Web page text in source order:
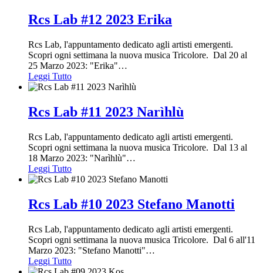
Rcs Lab #12 2023 Erika
Rcs Lab, l'appuntamento dedicato agli artisti emergenti.
Scopri ogni settimana la nuova musica Tricolore. Dal 20 al
25 Marzo 2023: "Erika"…
Leggi Tutto
Rcs Lab #11 2023 Narìhlù
Rcs Lab, l'appuntamento dedicato agli artisti emergenti.
Scopri ogni settimana la nuova musica Tricolore. Dal 13 al
18 Marzo 2023: "Narìhlù"…
Leggi Tutto
Rcs Lab #10 2023 Stefano Manotti
Rcs Lab, l'appuntamento dedicato agli artisti emergenti.
Scopri ogni settimana la nuova musica Tricolore. Dal 6 all'11
Marzo 2023: "Stefano Manotti"…
Leggi Tutto